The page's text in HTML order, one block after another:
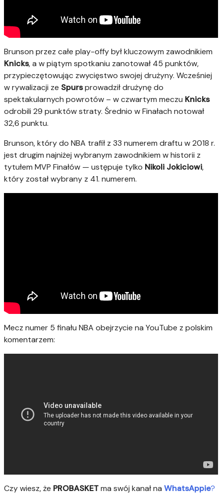
Brunson przez całe play-offy był kluczowym zawodnikiem
Knicks, a w piątym spotkaniu zanotował 45 punktów,
przypieczętowując zwycięstwo swojej drużyny. Wcześniej
w rywalizacji ze Spursprowadził drużynę do
spektakularnych powrotów – w czwartym meczu Knicks
odrobili 29 punktów straty. Średnio w Finałach notował
32,6 punktu.
Brunson, który do NBA trafił z 33 numerem draftu w 2018 r.
jest drugim najniżej wybranym zawodnikiem w historii z
tytułem MVP Finałów — ustępuje tylko Nikoli Jokiciowi,
który został wybrany z 41. numerem.
Mecz numer 5 finału NBA obejrzycie na YouTube z polskim
komentarzem:
Czy wiesz, że PROBASKETma swój kanał na WhatsAppie?